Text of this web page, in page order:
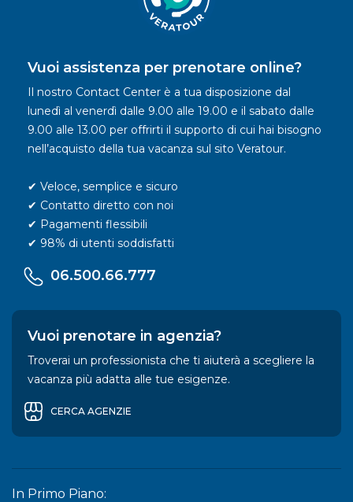
Vuoi assistenza per prenotare online?
Il nostro Contact Center è a tua disposizione dal
lunedì al venerdì dalle 9.00 alle 19.00 e il sabato dalle
9.00 alle 13.00 per offrirti il supporto di cui hai bisogno
nell’acquisto della tua vacanza sul sito Veratour.
✔ Veloce, semplice e sicuro
✔ Contatto diretto con noi
✔ Pagamenti flessibili
✔ 98% di utenti soddisfatti
06.500.66.777
Vuoi prenotare in agenzia?
Troverai un professionista che ti aiuterà a scegliere la
vacanza più adatta alle tue esigenze.
CERCA AGENZIE
In Primo Piano: